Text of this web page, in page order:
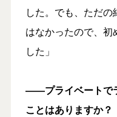
した。でも、ただ
はなかったので、
した」
――プライベートで
ことはありますか？